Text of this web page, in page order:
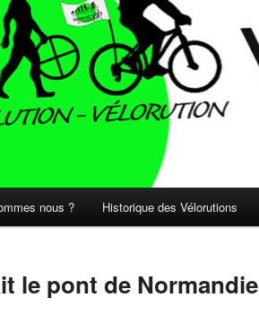
nous ? Historique des Vélorutions
le pont de Normandie